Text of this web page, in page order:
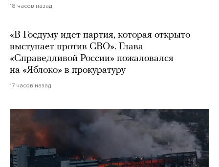
18 часов назад
«В Госдуму идет партия, которая открыто
выступает против СВО». Глава
«Справедливой России» пожаловался
на «Яблоко» в прокуратуру
17 часов назад